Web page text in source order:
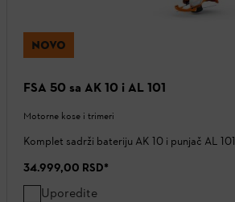
NOVO
FSA 50 sa AK 10 i AL 101
Motorne kose i trimeri
Komplet sadrži bateriju AK 10 i punjač AL 101
34.999,00 RSD*
Uporedite